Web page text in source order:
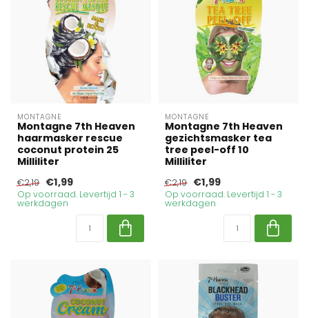
MONTAGNE
Montagne 7th Heaven
haarmasker rescue
coconut protein 25
Milliliter
€2,19 €1,99
Op voorraad. Levertijd 1 - 3
werkdagen
MONTAGNE
Montagne 7th Heaven
gezichtsmasker tea
tree peel-off 10
Milliliter
€2,19 €1,99
Op voorraad. Levertijd 1 - 3
werkdagen